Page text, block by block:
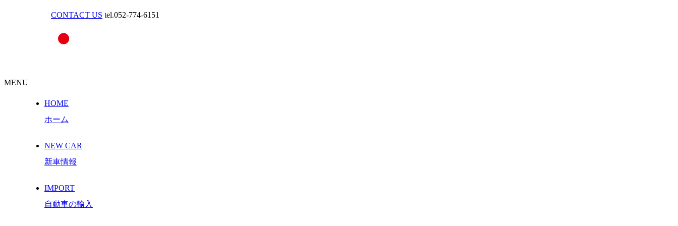
CONTACT US tel.052-774-6151
MENU
HOME
ホーム
NEW CAR
新車情報
IMPORT
自動車の輸入